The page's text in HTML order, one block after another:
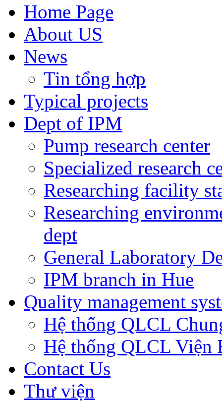
Home Page
About US
News
Tin tổng hợp
Typical projects
Dept of IPM
Pump research center
Specialized research
Researching facility
Researching
dept
General Laboratory
IPM branch in Hue
Quality management
Hệ thống QLCL
Hệ thống QLCL Viện
Contact Us
Thư viện